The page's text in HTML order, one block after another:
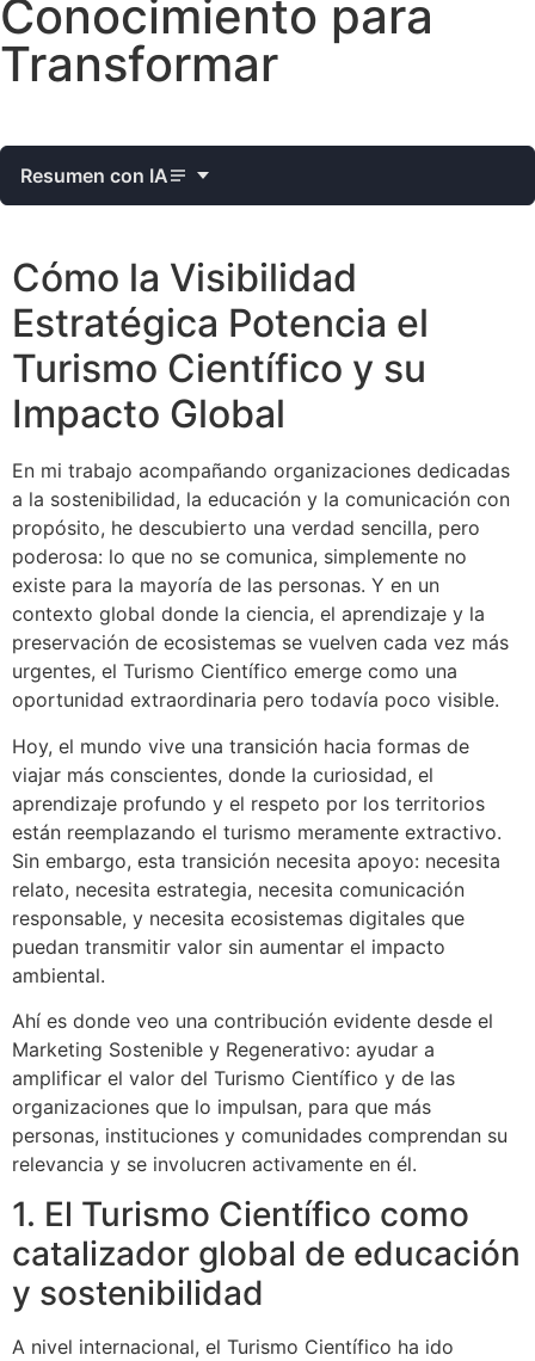
Conocimiento para
Transformar
Resumen con IA
Cómo la Visibilidad
Estratégica Potencia el
Turismo Científico y su
Impacto Global
En mi trabajo acompañando organizaciones dedicadas
a la sostenibilidad, la educación y la comunicación con
propósito, he descubierto una verdad sencilla, pero
poderosa: lo que no se comunica, simplemente no
existe para la mayoría de las personas. Y en un
contexto global donde la ciencia, el aprendizaje y la
preservación de ecosistemas se vuelven cada vez más
urgentes, el Turismo Científico emerge como una
oportunidad extraordinaria pero todavía poco visible.
Hoy, el mundo vive una transición hacia formas de
viajar más conscientes, donde la curiosidad, el
aprendizaje profundo y el respeto por los territorios
están reemplazando el turismo meramente extractivo.
Sin embargo, esta transición necesita apoyo: necesita
relato, necesita estrategia, necesita comunicación
responsable, y necesita ecosistemas digitales que
puedan transmitir valor sin aumentar el impacto
ambiental.
Ahí es donde veo una contribución evidente desde el
Marketing Sostenible y Regenerativo: ayudar a
amplificar el valor del Turismo Científico y de las
organizaciones que lo impulsan, para que más
personas, instituciones y comunidades comprendan su
relevancia y se involucren activamente en él.
1. El Turismo Científico como
catalizador global de educación
y sostenibilidad
A nivel internacional, el Turismo Científico ha ido